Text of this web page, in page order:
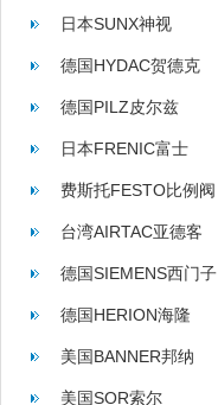
日本SUNX神视
德国HYDAC贺德克
德国PILZ皮尔兹
日本FRENIC富士
费斯托FESTO比例阀
台湾AIRTAC亚德客
德国SIEMENS西门子
德国HERION海隆
美国BANNER邦纳
美国SOR索尔